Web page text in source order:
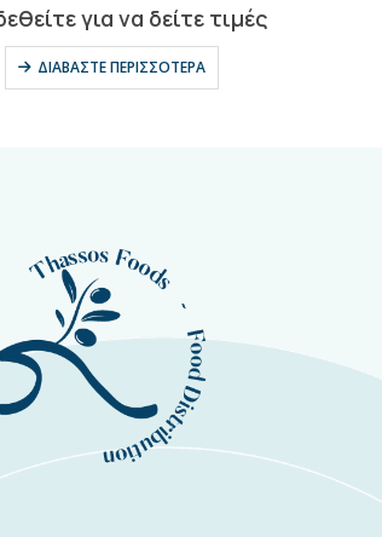
για να δείτε τιμές
ΔΙΑΒΆΣΤΕ ΠΕΡΙΣΣΌΤΕΡΑ